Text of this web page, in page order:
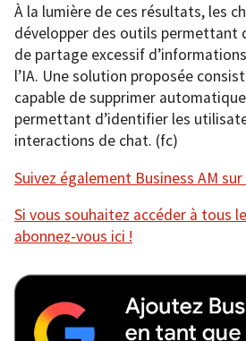
À la lumière de ces résultats, les
développer des outils permettant
de partage excessif
l’IA. Une solution proposée
capable de supprimer
permettant d’identifier les
interactions de chat. (fc)
Suivez également Business AM
Si vous souhaitez accéder à tous
abonnez-vous ici !